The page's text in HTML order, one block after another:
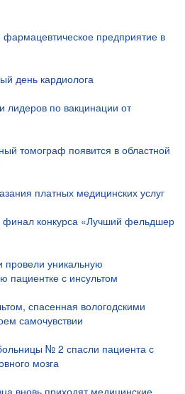
предприятие в
день кардиолога
лидеров по вакцинации от
томограф появится в областной
платных медицинских услуг
конкурса «Лучший фельдшер
провели уникальную
пациентке с инсультом
спасенная вологодскими
самочувствии
№ 2 спасли пациента с
мозга
вновь приходят медицинские